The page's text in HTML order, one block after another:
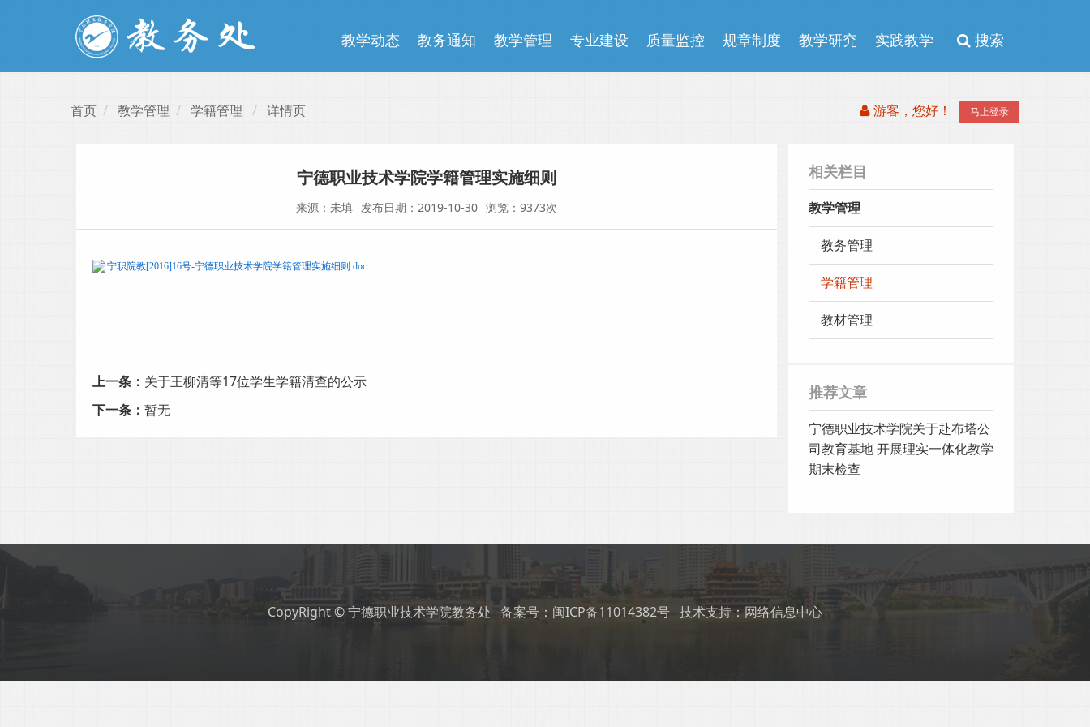
教学动态 教务通知 教学管理 专业建设 质量监控 规章制度 教学研究 实践教学 搜索
游客，您好！ 马上登录
首页 教学管理 学籍管理 详情页
宁德职业技术学院学籍管理实施细则
来源：未填 发布日期：2019-10-30 浏览：9373次
宁职院教[2016]16号-宁德职业技术学院学籍管理实施细则.doc
上一条： 关于王柳清等17位学生学籍清查的公示
下一条： 暂无
相关栏目
教学管理
教务管理
学籍管理
教材管理
推荐文章
宁德职业技术学院关于赴布塔公
司教育基地 开展理实一体化教学
期末检查
CopyRight © 宁德职业技术学院教务处 备案号：闽ICP备11014382号 技术支持：网络信息中心